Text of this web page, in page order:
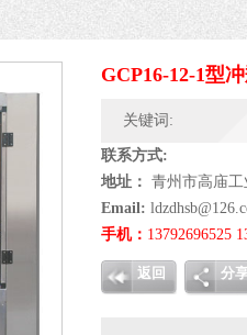
GCP16-12-1型
关键词:
联系方式:
地址： 青州市高庙工
Email:
手机： 13792696525
返回 分